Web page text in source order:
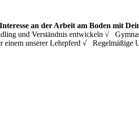
an der Arbeit am Boden mit
und Verständnis entwickeln √
unserer Lehrpferd √ Regelmäßige